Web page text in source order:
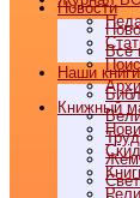
Книжный
Новости
Все
Наши книги